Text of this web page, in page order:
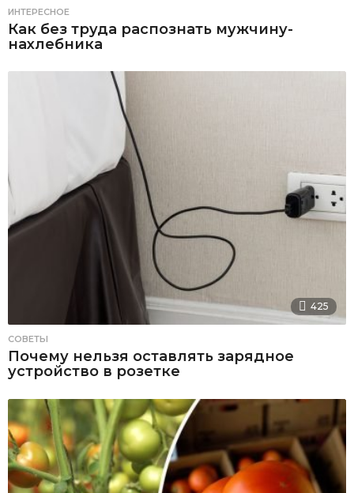
ИНТЕРЕСНОЕ
Как без труда распознать мужчину-
нахлебника
425
СОВЕТЫ
Почему нельзя оставлять зарядное
устройство в розетке